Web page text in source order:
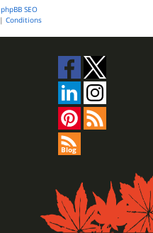
phpBB SEO
| Conditions